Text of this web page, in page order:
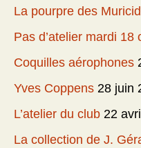
La pourpre des
Pas d’atelier mardi 18
Coquilles aérophones
Yves Coppens 28 juin
L’atelier du club 22
La collection de J.